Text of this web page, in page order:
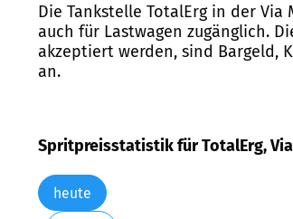
Die Tankstelle TotalErg in der
auch für Lastwagen zugänglich.
akzeptiert werden, sind Bargeld,
an.
Spritpreisstatistik für TotalErg,
heute